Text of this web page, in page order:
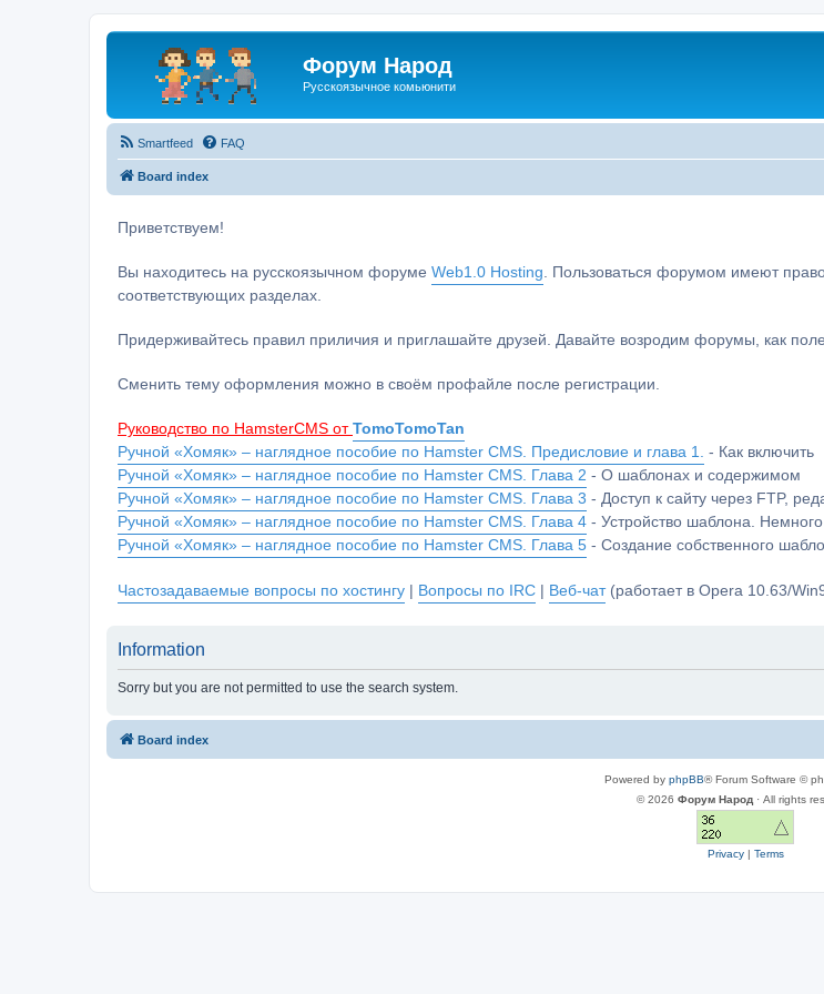
Форум Народ
Русскоязычное комьюнити
Smartfeed FAQ
Board index
Приветствуем!
Вы находитесь на русскоязычном форуме Web1.0 Hosting . Пользоваться форумом имеют
соответствующих разделах.
Придерживайтесь правил приличия и приглашайте друзей. Давайте возродим форумы, как
Сменить тему оформления можно в своём профайле после регистрации.
Руководство по HamsterCMS от TomoTomoTan
Ручной «Хомяк» – наглядное пособие по Hamster CMS. Предисловие и глава 1.
- Как включить
Ручной «Хомяк» – наглядное пособие по Hamster CMS. Глава 2 - О шаблонах и содержимом
Ручной «Хомяк» – наглядное пособие по Hamster CMS. Глава 3 - Доступ к сайту через FTP,
Ручной «Хомяк» – наглядное пособие по Hamster CMS. Глава 4 - Устройство шаблона.
Ручной «Хомяк» – наглядное пособие по Hamster CMS. Глава 5 - Создание собственного
Частозадаваемые вопросы по хостингу | Вопросы по IRC | Веб-чат(работает в Opera 10.63/
Information
Sorry but you are not permitted to use the search system.
Board index
Powered by phpBB® Forum Software ©
© 2026 Форум Народ · All rights
Privacy| Terms